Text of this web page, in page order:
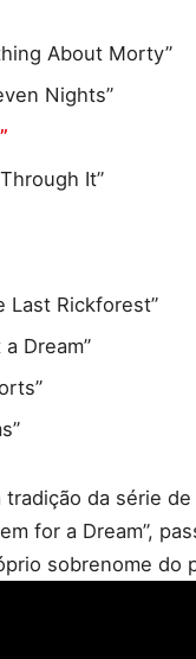
About Morty”
Nights”
It”
Last Rickforest”
Dream”
da série
for a Dream”,
sobrenome do